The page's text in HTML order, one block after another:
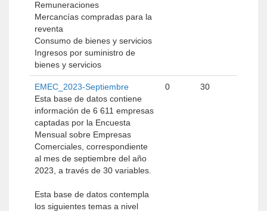
Remuneraciones
Mercancías compradas para la
reventa
Consumo de bienes y servicios
Ingresos por suministro de
bienes y servicios
EMEC_2023-Septiembre
Esta base de datos contiene
información de 6 611 empresas
captadas por la Encuesta
Mensual sobre Empresas
Comerciales, correspondiente
al mes de septiembre del año
2023, a través de 30 variables.
Esta base de datos contempla
los siguientes temas a nivel
0 30